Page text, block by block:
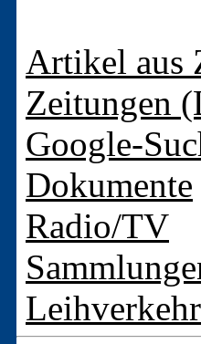
Artikel aus
Zeitungen
Google-
Dokumente
Radio/TV